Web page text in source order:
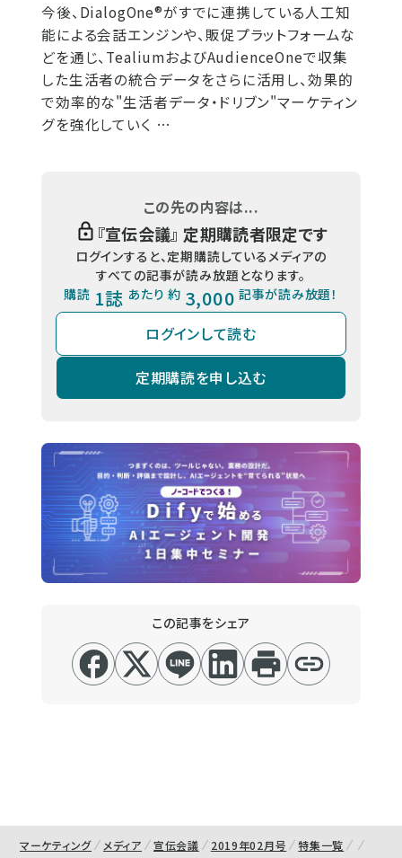
今後、DialogOne®がすでに連携している人工知
能による会話エンジンや、販促プラットフォームな
どを通じ、TealiumおよびAudienceOneで収集
した生活者の統合データをさらに活用し、効果的
で効率的な"生活者データ・ドリブン"マーケティン
グを強化していく …
この先の内容は...
『宣伝会議』 定期購読者限定です
ログインすると、定期購読しているメディアの
すべての記事が読み放題となります。
購読 1誌 あたり 約 3,000 記事が読み放題！
ログインして読む
定期購読を申し込む
この記事をシェア
マーケティング メディア 宣伝会議 2019年02月号 特集一覧